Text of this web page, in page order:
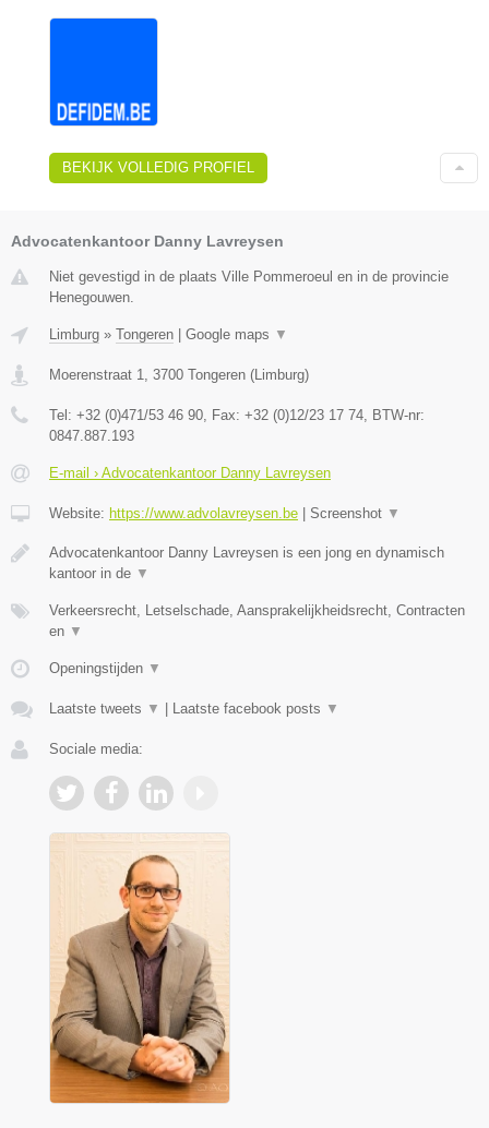
BEKIJK VOLLEDIG PROFIEL
Advocatenkantoor Danny Lavreysen
Niet gevestigd in de plaats Ville Pommeroeul en in de provincie
Henegouwen.
Limburg » Tongeren Google maps ▼
Moerenstraat 1, 3700 Tongeren (Limburg)
Tel: +32 (0)471/53 46 90, Fax: +32 (0)12/23 17 74, BTW-nr:
0847.887.193
E-mail › Advocatenkantoor Danny Lavreysen
Website: https://www.advolavreysen.be Screenshot ▼
Advocatenkantoor Danny Lavreysen is een jong en dynamisch
kantoor in de ▼
Verkeersrecht, Letselschade, Aansprakelijkheidsrecht, Contracten
en ▼
Openingstijden ▼
Laatste tweets ▼ Laatste facebook posts ▼
Sociale media: